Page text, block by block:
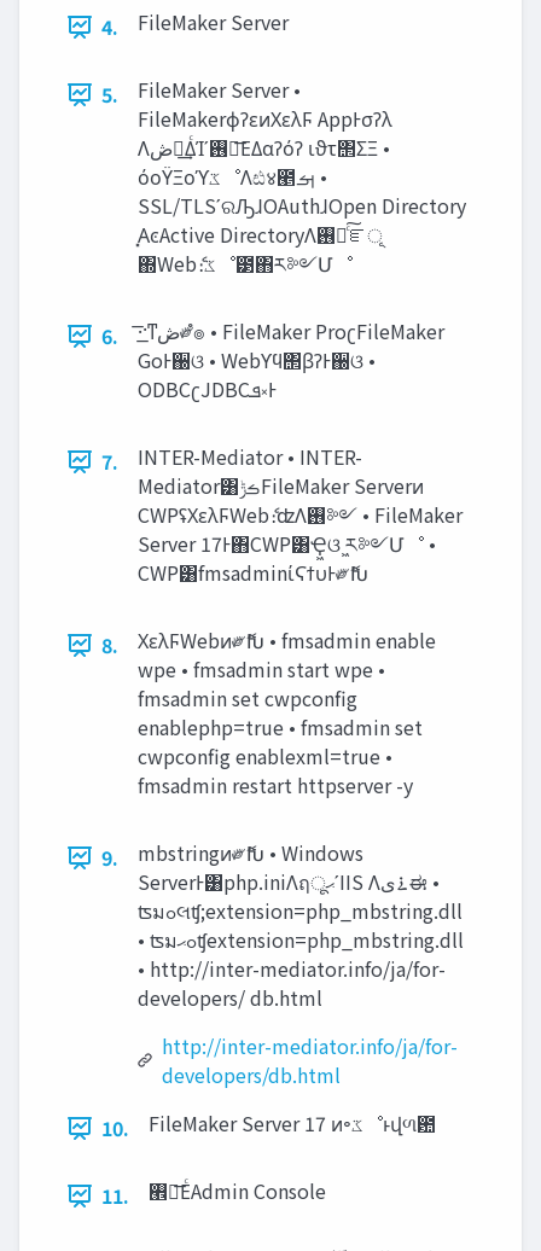
4. FileMaker Server
5.
FileMaker Server •
FileMakerϕʔεͷΧελϜ AppͰσʔλ
Λ‫ڞ‬༗͢ΔͨΊʹ࢖༻͞ΕΔαʔόʔ ιϑτ΢ΣΞ •
όοΫΞοϓ‫ػ‬ೳΛඪ४౥ࡌ •
SSL/TLSʹରԠɺOAuthɺOpen Directory
͓ΑͼActive DirectoryΛ࢖༻ͨ͠ೝূ
΍Webެ։‫ػ‬ೳ౳΋ར༻Մೳ
6.
͞·͟·ͳ‫ڞ‬༗ํ๏ • FileMaker ProʗFileMaker
GoͰ઀ଓ • Webϒϥ΢βʔͰ઀ଓ •
ODBCʗJDBC‫ܦ‬༝Ͱ
7.
INTER-Mediator • INTER-
Mediator͸‫ࡏݱ‬FileMaker Serverͷ
CWPʢΧελϜWebެ։ʣΛ࢖༻ • FileMaker
Server 17Ͱ΋CWP͸Ҿ͖ଓ ͖ར༻Մೳ •
CWP͸fmsadminίϚϯυͰ༗ޮԽ
8.
ΧελϜWebͷ༗ޮԽ • fmsadmin enable
wpe • fmsadmin start wpe •
fmsadmin set cwpconfig
enablephp=true • fmsadmin set
cwpconfig enablexml=true •
fmsadmin restart httpserver -y
9.
mbstringͷ༗ޮԽ • Windows
ServerͰ͸php.iniΛฤू‫ʹޙ‬IIS Λ࠶‫ى‬ಈ •
ʦมߋલʧ;extension=php_mbstring.dll
• ʦมߋ‫ޙ‬ʧextension=php_mbstring.dll
• http://inter-mediator.info/ja/for-
developers/ db.html
http://inter-mediator.info/ja/for-
developers/db.html
10.
FileMaker Server 17 ͷ৽‫ػ‬ೳͱվળ఺
11. ࡮৽͞ΕͨAdmin Console